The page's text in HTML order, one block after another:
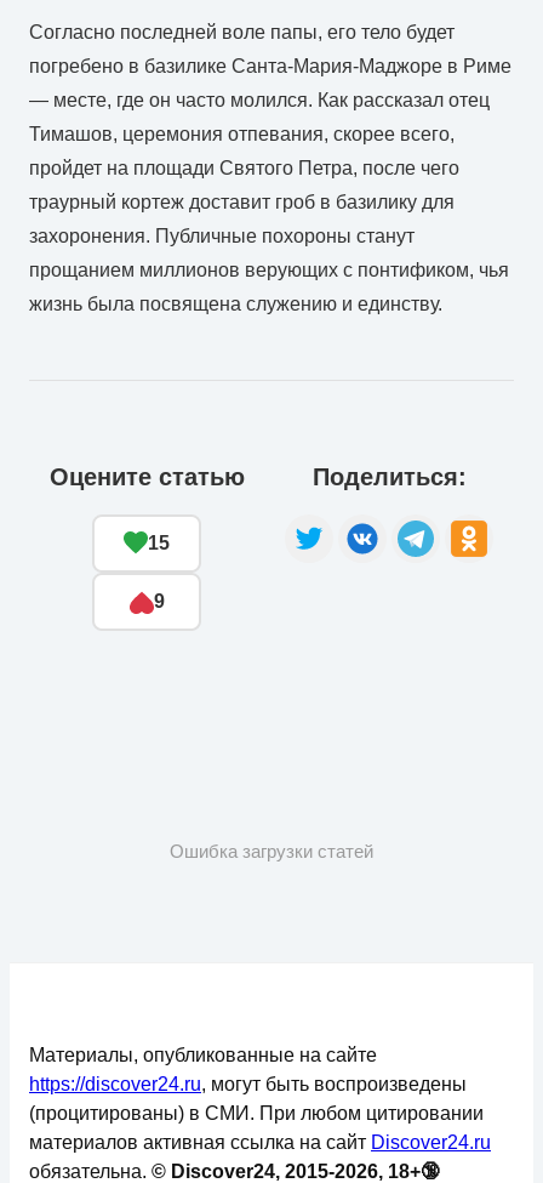
Согласно последней воле папы, его тело будет
погребено в базилике Санта-Мария-Маджоре в Риме
— месте, где он часто молился. Как рассказал отец
Тимашов, церемония отпевания, скорее всего,
пройдет на площади Святого Петра, после чего
траурный кортеж доставит гроб в базилику для
захоронения. Публичные похороны станут
прощанием миллионов верующих с понтификом, чья
жизнь была посвящена служению и единству.
Оцените статью
15
9
Поделиться:
Ошибка загрузки статей
Материалы, опубликованные на сайте
https://discover24.ru, могут быть воспроизведены
(процитированы) в СМИ. При любом цитировании
материалов активная ссылка на сайт Discover24.ru
обязательна. © Discover24, 2015-2026, 18+🔞